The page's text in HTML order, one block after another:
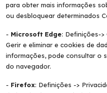
para obter mais informações
ou desbloquear determinados
- Microsoft Edge: Definições->
Gerir e eliminar e cookies de
informações, pode consultar o
do navegador.
- Firefox: Definições ->